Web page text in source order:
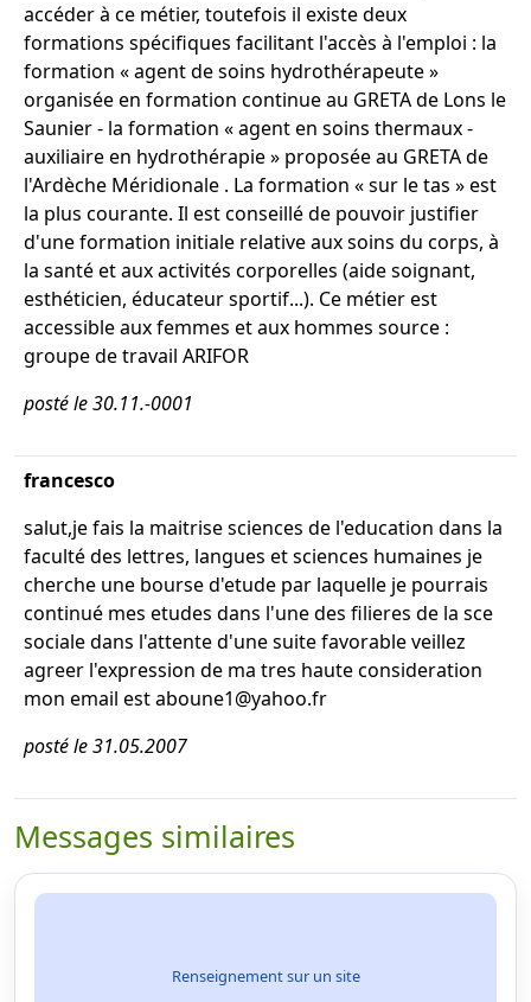
accéder à ce métier, toutefois il existe deux
formations spécifiques facilitant l'accès à l'emploi : la
formation « agent de soins hydrothérapeute »
organisée en formation continue au GRETA de Lons le
Saunier - la formation « agent en soins thermaux -
auxiliaire en hydrothérapie » proposée au GRETA de
l'Ardèche Méridionale . La formation « sur le tas » est
la plus courante. Il est conseillé de pouvoir justifier
d'une formation initiale relative aux soins du corps, à
la santé et aux activités corporelles (aide soignant,
esthéticien, éducateur sportif...). Ce métier est
accessible aux femmes et aux hommes source :
groupe de travail ARIFOR
posté le 30.11.-0001
francesco
salut,je fais la maitrise sciences de l'education dans la
faculté des lettres, langues et sciences humaines je
cherche une bourse d'etude par laquelle je pourrais
continué mes etudes dans l'une des filieres de la sce
sociale dans l'attente d'une suite favorable veillez
agreer l'expression de ma tres haute consideration
mon email est aboune1@yahoo.fr
posté le 31.05.2007
Messages similaires
Renseignement sur un site